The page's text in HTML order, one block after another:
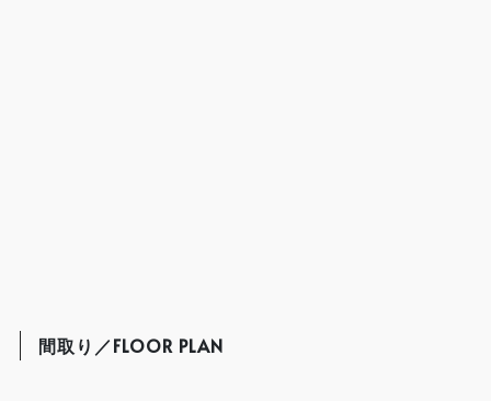
間取り／FLOOR PLAN